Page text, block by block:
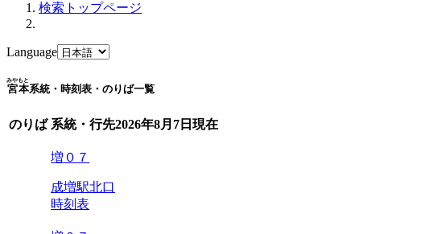
検索トップページ
Language
宮本
みやもと
系統・時刻表・のりば一覧
のりば 系統・行先2026年8月7日 現在
増０７
成増駅北口
時刻表